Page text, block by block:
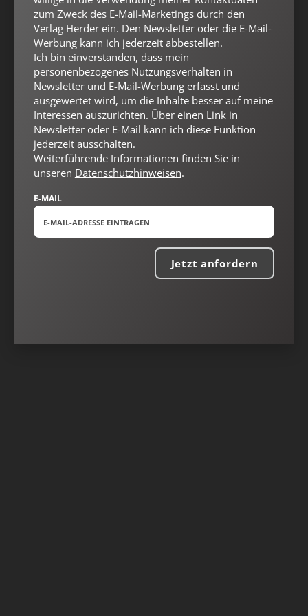
Nach oben
zum Zweck des E-Mail-Marketings durch den
Verlag Herder ein. Den Newsletter oder die E-Mail-
Werbung kann ich jederzeit abbestellen.
Ich bin einverstanden, dass mein
personenbezogenes Nutzungsverhalten in
Newsletter und E-Mail-Werbung erfasst und
ausgewertet wird, um die Inhalte besser auf meine
Interessen auszurichten. Über einen Link in
Newsletter oder E-Mail kann ich diese Funktion
jederzeit ausschalten.
Weiterführende Informationen finden Sie in
unseren Datenschutzhinweisen.
E-MAIL
Jetzt anfordern